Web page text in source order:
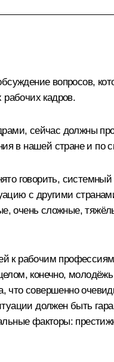
вопросов,
кадров.
сейчас должны
в нашей стране и
говорить,
с другими
очень сложные,
рабочим
конечно,
что совершенно
должен быть
факторы: